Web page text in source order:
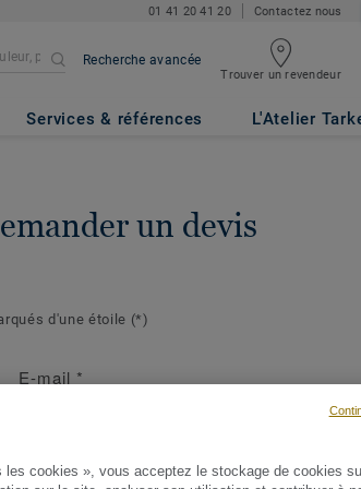
01 41 20 41 20 Contactez nous
Recherche avancée
Trouver un revendeur
Services & références L'Atelier
un devis
d'une étoile (*)
E-mail *
les cookies », vous acceptez le stockage de cookies